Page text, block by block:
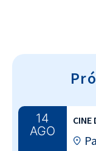
14
AGO
CINE